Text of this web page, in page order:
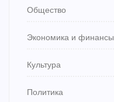
Общество
Экономика и финансы
Культура
Политика